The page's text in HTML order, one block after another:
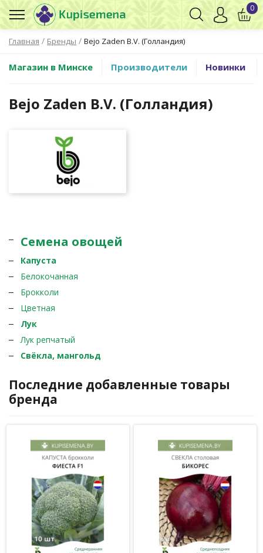
Главная / Бренды / Bejo Zaden B.V. (Голландия)
0
Магазин в Минске Производители Новинки
Bejo Zaden B.V. (Голландия)
Семена овощей
Капуста
Белокочанная
Брокколи
Цветная
Лук
Лук репчатый
Свёкла, мангольд
Последние добавленные товары
бренда